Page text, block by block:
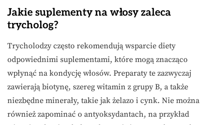
Jakie suplementy na włosy zaleca
trycholog?
Trycholodzy często rekomendują wsparcie diety
odpowiednimi suplementami, które mogą znacząco
wpłynąć na kondycję włosów. Preparaty te zazwyczaj
zawierają biotynę, szereg witamin z grupy B, a także
niezbędne minerały, takie jak żelazo i cynk. Nie można
również zapominać o antyoksydantach, na przykład